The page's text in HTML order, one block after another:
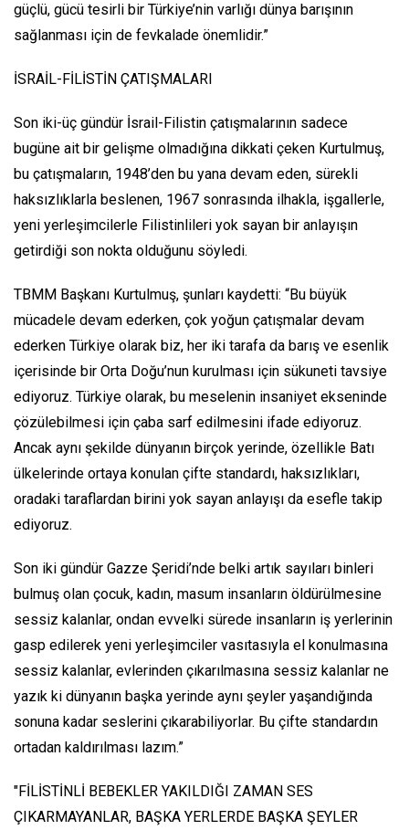
güçlü, gücü tesirli bir Türkiye’nin varlığı dünya barışının
sağlanması için de fevkalade önemlidir.”
İSRAİL-FİLİSTİN ÇATIŞMALARI
Son iki-üç gündür İsrail-Filistin çatışmalarının sadece
bugüne ait bir gelişme olmadığına dikkati çeken Kurtulmuş,
bu çatışmaların, 1948’den bu yana devam eden, sürekli
haksızlıklarla beslenen, 1967 sonrasında ilhakla, işgallerle,
yeni yerleşimcilerle Filistinlileri yok sayan bir anlayışın
getirdiği son nokta olduğunu söyledi.
TBMM Başkanı Kurtulmuş, şunları kaydetti: “Bu büyük
mücadele devam ederken, çok yoğun çatışmalar devam
ederken Türkiye olarak biz, her iki tarafa da barış ve esenlik
içerisinde bir Orta Doğu’nun kurulması için sükuneti tavsiye
ediyoruz. Türkiye olarak, bu meselenin insaniyet ekseninde
çözülebilmesi için çaba sarf edilmesini ifade ediyoruz.
Ancak aynı şekilde dünyanın birçok yerinde, özellikle Batı
ülkelerinde ortaya konulan çifte standardı, haksızlıkları,
oradaki taraflardan birini yok sayan anlayışı da esefle takip
ediyoruz.
Son iki gündür Gazze Şeridi’nde belki artık sayıları binleri
bulmuş olan çocuk, kadın, masum insanların öldürülmesine
sessiz kalanlar, ondan evvelki sürede insanların iş yerlerinin
gasp edilerek yeni yerleşimciler vasıtasıyla el konulmasına
sessiz kalanlar, evlerinden çıkarılmasına sessiz kalanlar ne
yazık ki dünyanın başka yerinde aynı şeyler yaşandığında
sonuna kadar seslerini çıkarabiliyorlar. Bu çifte standardın
ortadan kaldırılması lazım.”
"FİLİSTİNLİ BEBEKLER YAKILDIĞI ZAMAN SES
ÇIKARMAYANLAR, BAŞKA YERLERDE BAŞKA ŞEYLER